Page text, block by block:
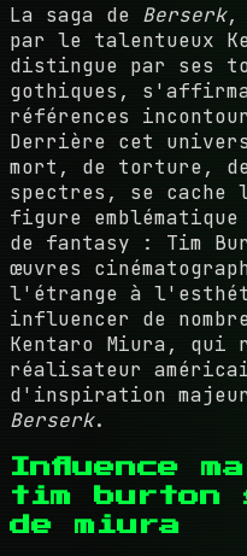
La saga de Berserk,
par le talentueux
distingue par ses
gothiques,
références
Derrière cet
mort, de torture,
spectres, se
figure
de fantasy : Tim
œuvres
l'étrange à
influencer de
Kentaro Miura, qui
réalisateur
d'inspiration
Berserk.
Influence
tim burton
de miura